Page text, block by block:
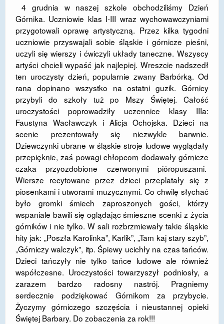
DLA PRACOWNIKÓW
GALERIA
SPORT
DOSTĘPNOŚĆ
POLITYKA PRYWATNOŚCI
RODO
EGZAMIN ÓSMOKLASISTY
STANDARDY OCHRONY MAŁOLETNICH
PROJEKT ,,SZKOŁY Z JAKOŚCIĄ – ROZWÓJ
KSZTAŁCENIA OGÓLNEGO NA TERENIE MIASTA
ŻORY”
REKRUTACJA 2026/2027
mLegitymacja
4 grudnia w naszej szkole obchodziliśmy Dzień
Górnika. Uczniowie klas I-III wraz wychowawczyniami
przygotowali oprawę artystyczną. Przez kilka tygodni
uczniowie przyswajali sobie śląskie i górnicze pieśni,
uczyli się wierszy i ćwiczyli układy taneczne. Wszyscy
artyści chcieli wypaść jak najlepiej. Wreszcie nadszedł
ten uroczysty dzień, popularnie zwany Barbórką. Od
rana dopinano wszystko na ostatni guzik. Górnicy
przybyli do szkoły tuż po Mszy Świętej. Całość
uroczystości poprowadziły uczennice klasy IIIa:
Faustyna Wacławczyk i Alicja Ochojska. Dzieci na
scenie prezentowały się niezwykle barwnie.
Dziewczynki ubrane w śląskie stroje ludowe wyglądały
przepięknie, zaś powagi chłopcom dodawały górnicze
czaka przyozdobione czerwonymi pióropuszami.
Wiersze recytowane przez dzieci przeplatały się z
piosenkami i utworami muzycznymi. Co chwilę słychać
było gromki śmiech zaproszonych gości, którzy
wspaniale bawili się oglądając śmieszne scenki z życia
górników i nie tylko. W sali rozbrzmiewały takie śląskie
hity jak: „Poszła Karolinka”, Karlik”, „Tam kaj stary szyb”,
„Górniczy walczyk”, itp. Śpiewy ucichły na czas tańców.
Dzieci tańczyły nie tylko tańce ludowe ale również
współczesne. Uroczystości towarzyszył podniosły, a
zarazem bardzo radosny nastrój. Pragniemy
serdecznie podziękować Górnikom za przybycie.
Życzymy górniczego szczęścia i nieustannej opieki
Świętej Barbary. Do zobaczenia za rok!!!